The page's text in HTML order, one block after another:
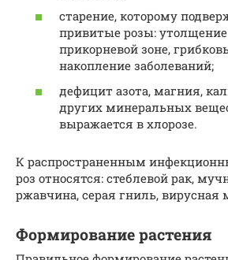
старение, которому
привитые розы: утолщение
прикорневой зоне,
накопление заболеваний;
дефицит азота, магния,
других минеральных
выражается в хлорозе.
К распространенным
роз относятся: стеблевой рак,
ржавчина, серая гниль, вирусная
Формирование растения